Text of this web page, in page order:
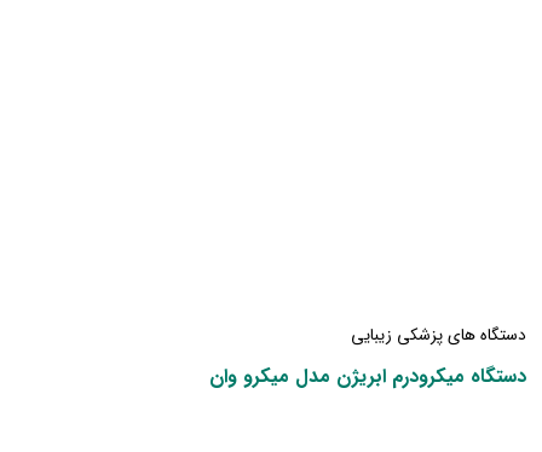
دستگاه های پزشکی زیبایی
دستگاه میکرودرم ابریژن مدل میکرو وان